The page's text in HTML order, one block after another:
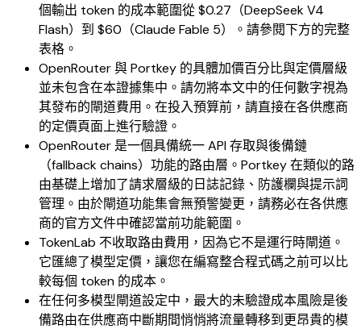
個輸出 token 的成本範圍從 $0.27（DeepSeek V4
Flash）到 $60（Claude Fable 5）。請參閱下方的完整
表格。
OpenRouter 與 Portkey 的具體加價百分比與定價層級
並未包含在本證據集中。請勿將本文中的任何數字視為
其發布的閘道費用。在投入預算前，請直接在各供應商
的定價頁面上進行驗證。
OpenRouter 是一個具備統一 API 存取與後備鏈
（fallback chains）功能的路由層。Portkey 在類似的路
由基礎上增加了請求層級的日誌記錄、防護欄與提示詞
管理。由於閘道功能集會無預警變更，請務必在各供應
商的官方文件中確認當前功能範圍。
TokenLab 不收取路由費用，因為它不是運行時閘道。
它匯總了模型定價，讓您在編寫整合程式碼之前可以比
較每個 token 的成本。
在任何多模型閘道設定中，最大的未驗證成本風險是後
備路由在供應商中斷期間悄悄將流量轉移到更昂貴的模